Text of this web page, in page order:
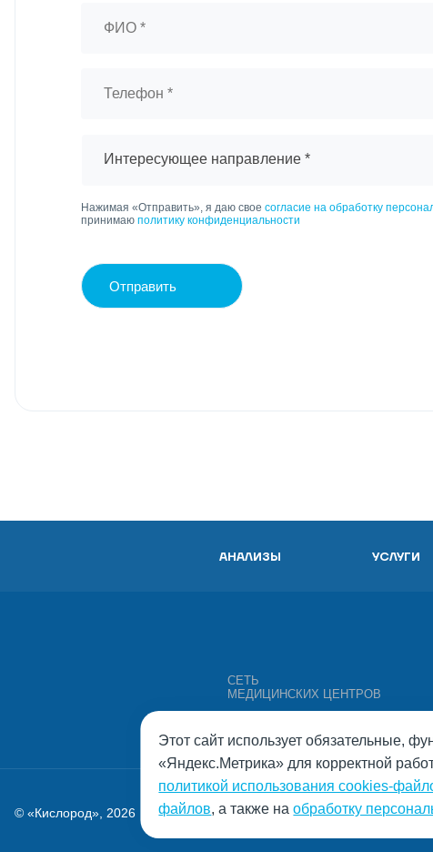
Интересующее направление *
Нажимая «Отправить», я даю свое согласие на обработку
принимаю политику конфиденциальности
Отправить
АНАЛИЗЫ УСЛУГИ
СЕТЬ
МЕДИЦИНСКИХ ЦЕНТРОВ
© «Кислород», 2026
Политика обработки
Согласие на обработку
Этот сайт использует обязательные,
«Яндекс.Метрика» для корректной
политикой использования cookies-
файлов, а также наобработку